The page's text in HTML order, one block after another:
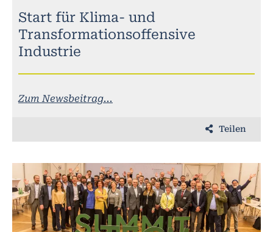
Start für Klima- und
Transformationsoffensive
Industrie
Zum Newsbeitrag...
Teilen